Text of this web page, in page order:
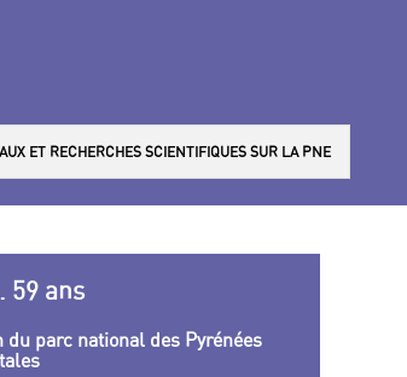
ET RECHERCHES SCIENTIFIQUES SUR LA PNE
59 ans
du parc national des Pyrénées